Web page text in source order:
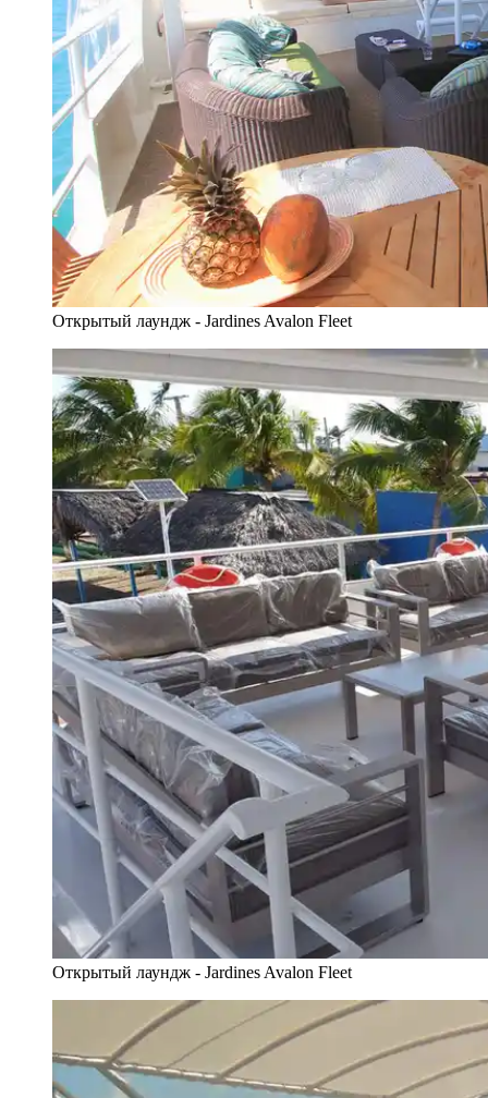
Открытый лаундж - Jardines Avalon Fleet
Открытый лаундж - Jardines Avalon Fleet